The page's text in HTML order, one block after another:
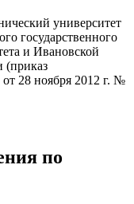
университет
государственного
и Ивановской
(приказ
28 ноября 2012 г. №
по